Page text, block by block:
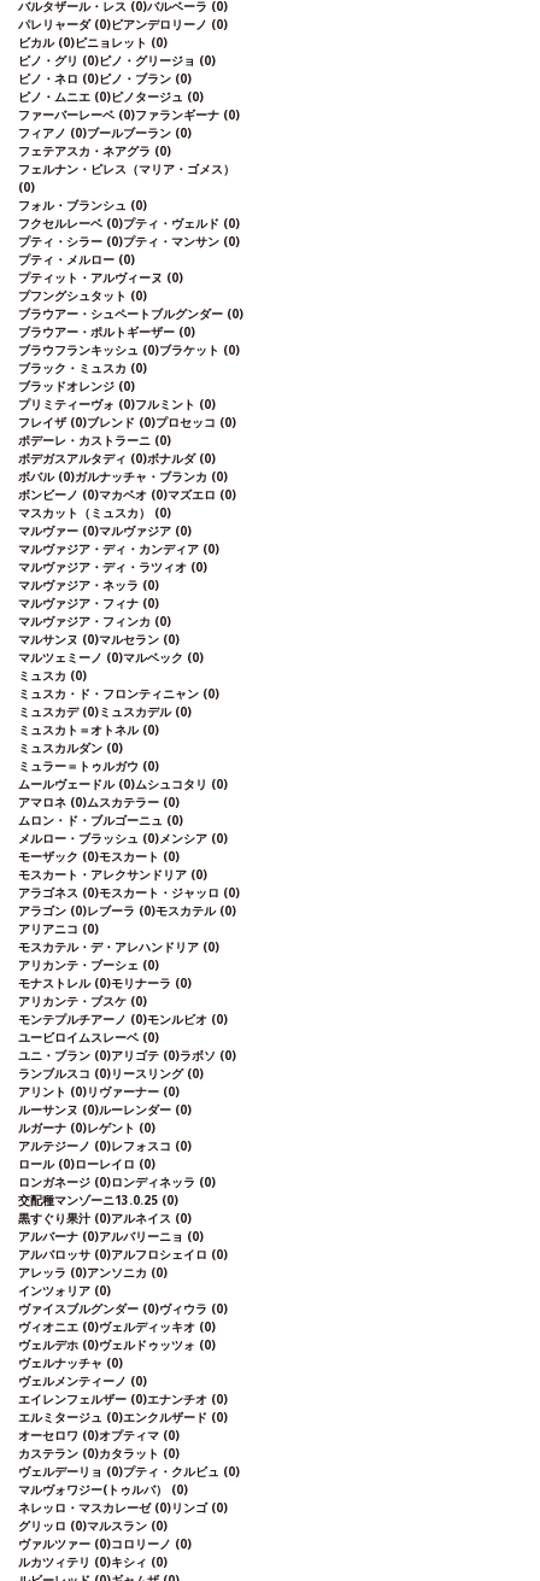
バルタザール・レス (0)バルベーラ (0)
パレリャーダ (0)ピアンデロリーノ (0)
ビカル (0)ピニョレット (0)
ピノ・グリ (0)ピノ・グリージョ (0)
ピノ・ネロ (0)ピノ・ブラン (0)
ピノ・ムニエ (0)ピノタージュ (0)
ファーバーレーベ (0)ファランギーナ (0)
フィアノ (0)ブールブーラン (0)
フェテアスカ・ネアグラ (0)
フェルナン・ピレス（マリア・ゴメス）
(0)
フォル・ブランシュ (0)
フクセルレーベ (0)プティ・ヴェルド (0)
プティ・シラー (0)プティ・マンサン (0)
プティ・メルロー (0)
プティット・アルヴィーヌ (0)
プフングシュタット (0)
ブラウアー・シュペートブルグンダー (0)
ブラウアー・ポルトギーザー (0)
ブラウフランキッシュ (0)ブラケット (0)
ブラック・ミュスカ (0)
ブラッドオレンジ (0)
プリミティーヴォ (0)フルミント (0)
フレイザ (0)ブレンド (0)プロセッコ (0)
ポデーレ・カストラーニ (0)
ボデガスアルタディ (0)ボナルダ (0)
ボバル (0)ガルナッチャ・ブランカ (0)
ボンビーノ (0)マカベオ (0)マズエロ (0)
マスカット（ミュスカ） (0)
マルヴァー (0)マルヴァジア (0)
マルヴァジア・ディ・カンディア (0)
マルヴァジア・ディ・ラツィオ (0)
マルヴァジア・ネッラ (0)
マルヴァジア・フィナ (0)
マルヴァジア・フィンカ (0)
マルサンヌ (0)マルセラン (0)
マルツェミーノ (0)マルベック (0)
ミュスカ (0)
ミュスカ・ド・フロンティニャン (0)
ミュスカデ (0)ミュスカデル (0)
ミュスカト＝オトネル (0)
ミュスカルダン (0)
ミュラー＝トゥルガウ (0)
ムールヴェードル (0)ムシュコタリ (0)
アマロネ (0)ムスカテラー (0)
ムロン・ド・ブルゴーニュ (0)
メルロー・ブラッシュ (0)メンシア (0)
モーザック (0)モスカート (0)
モスカート・アレクサンドリア (0)
アラゴネス (0)モスカート・ジャッロ (0)
アラゴン (0)レブーラ (0)モスカテル (0)
アリアニコ (0)
モスカテル・デ・アレハンドリア (0)
アリカンテ・ブーシェ (0)
モナストレル (0)モリナーラ (0)
アリカンテ・ブスケ (0)
モンテプルチアーノ (0)モンルビオ (0)
ユービロイムスレーベ (0)
ユニ・ブラン (0)アリゴテ (0)ラボソ (0)
ランブルスコ (0)リースリング (0)
アリント (0)リヴァーナー (0)
ルーサンヌ (0)ルーレンダー (0)
ルガーナ (0)レゲント (0)
アルテジーノ (0)レフォスコ (0)
ロール (0)ローレイロ (0)
ロンガネージ (0)ロンディネッラ (0)
交配種マンゾーニ13.0.25 (0)
黒すぐり果汁 (0)アルネイス (0)
アルバーナ (0)アルバリーニョ (0)
アルバロッサ (0)アルフロシェイロ (0)
アレッラ (0)アンソニカ (0)
インツォリア (0)
ヴァイスブルグンダー (0)ヴィウラ (0)
ヴィオニエ (0)ヴェルディッキオ (0)
ヴェルデホ (0)ヴェルドゥッツォ (0)
ヴェルナッチャ (0)
ヴェルメンティーノ (0)
エイレンフェルザー (0)エナンチオ (0)
エルミタージュ (0)エンクルザード (0)
オーセロワ (0)オプティマ (0)
カステラン (0)カタラット (0)
ヴェルデーリョ (0)プティ・クルビュ (0)
マルヴォワジー(トゥルバ） (0)
ネレッロ・マスカレーゼ (0)リンゴ (0)
グリッロ (0)マルスラン (0)
ヴァルツァー (0)コロリーノ (0)
ルカツィテリ (0)キシィ (0)